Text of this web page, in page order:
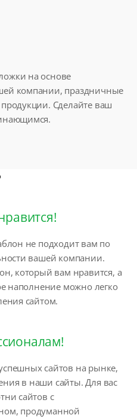
на основе
компании, праздничные
Сделайте ваш
не подходит вам по
вашей компании.
который вам нравится, а
наполнение можно легко
сайтом.
сайтов на рынке,
в наши сайты. Для вас
сайтов с
продуманной